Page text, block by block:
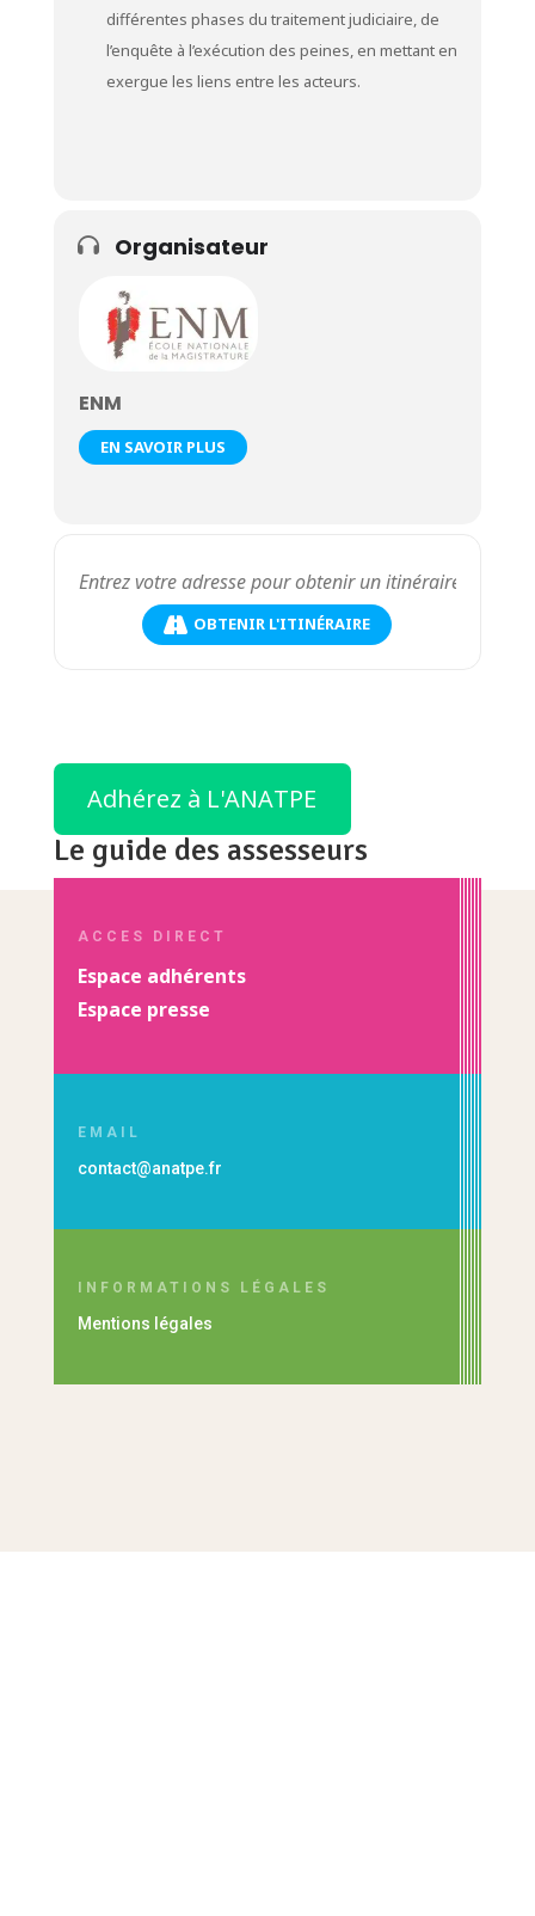
différentes phases du traitement judiciaire, de
l’enquête à l’exécution des peines, en mettant en
exergue les liens entre les acteurs.
Organisateur
ENM
EN SAVOIR PLUS
OBTENIR L'ITINÉRAIRE
Adhérez à L'ANATPE
Le guide des assesseurs
ACCES DIRECT
Espace adhérents
Espace presse
EMAIL
contact@anatpe.fr
INFORMATIONS LÉGALES
Mentions légales